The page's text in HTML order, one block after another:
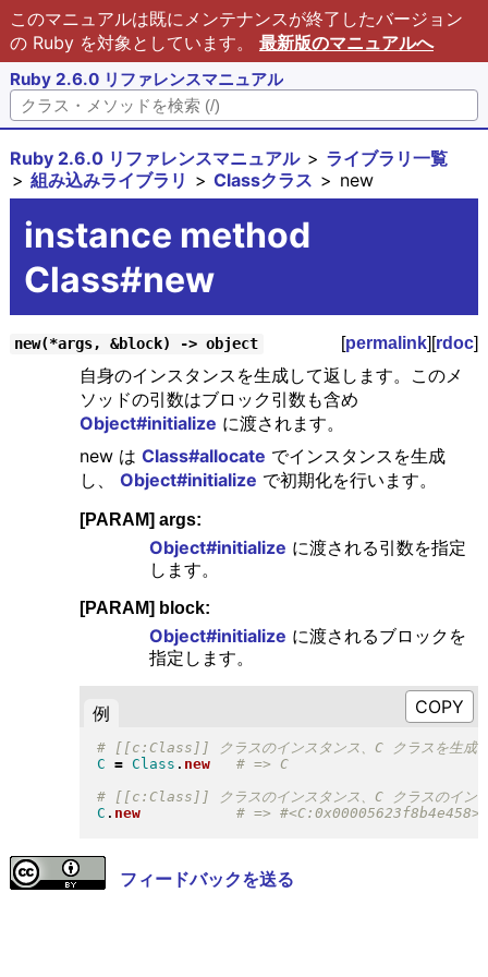
このマニュアルは既にメンテナンスが終了したバージョン
の Ruby を対象としています。 最新版のマニュアルへ
Ruby 2.6.0 リファレンスマニュアル
Ruby 2.6.0 リファレンスマニュアル
ライブラリ一覧
組み込みライブラリ
Classクラス new
instance method
Class#new
new(*args, &block) -> object [permalink][rdoc]
自身のインスタンスを生成して返します。このメ
ソッドの引数はブロック引数も含め
Object#initialize に渡されます。
new は Class#allocate でインスタンスを生成
し、 Object#initialize で初期化を行います。
[PARAM] args:
Object#initialize に渡される引数を指定
します。
[PARAM] block:
Object#initialize に渡されるブロックを
指定します。
例
# [[c:Class]] クラスのインスタンス、C クラスを生成
C = Class . new # => C
C . new
フィードバックを送る